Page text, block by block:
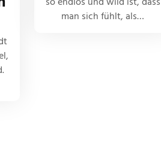
man sich fühlt, als…